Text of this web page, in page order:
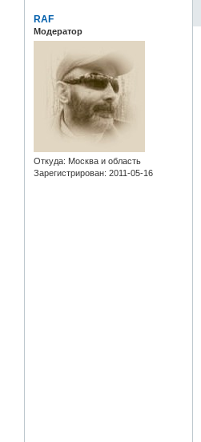
RAF
Модератор
Откуда: Москва и область
Зарегистрирован: 2011-05-16